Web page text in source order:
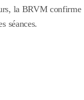
la BRVM confirme
séances.